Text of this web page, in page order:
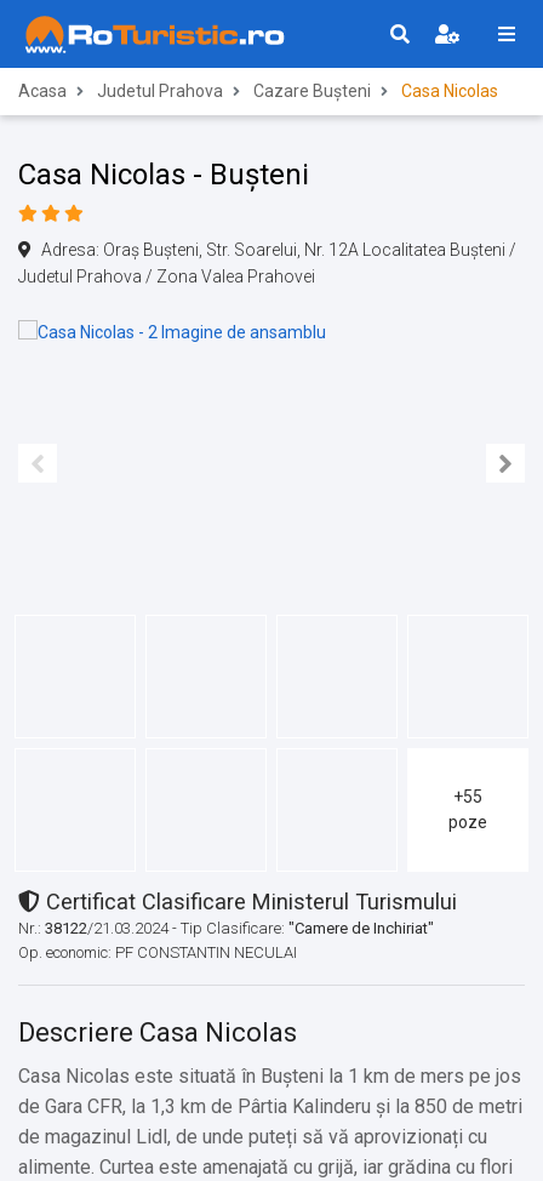
Acasa Judetul Prahova Cazare Bușteni Casa Nicolas
Casa Nicolas - Bușteni
Adresa: Oraş Buşteni, Str. Soarelui, Nr. 12A Localitatea Bușteni /
Judetul Prahova / Zona Valea Prahovei
+55
poze
Certificat Clasificare Ministerul Turismului
Nr.: 38122/21.03.2024 - Tip Clasificare: "Camere de Inchiriat"
Op. economic: PF CONSTANTIN NECULAI
Descriere Casa Nicolas
Casa Nicolas este situată în Bușteni la 1 km de mers pe jos
de Gara CFR, la 1,3 km de Pârtia Kalinderu și la 850 de metri
de magazinul Lidl, de unde puteți să vă aprovizionați cu
alimente. Curtea este amenajată cu grijă, iar grădina cu flori